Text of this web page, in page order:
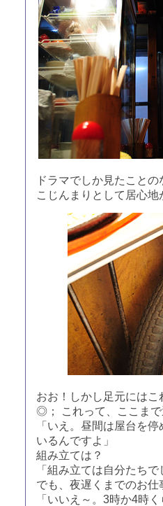
ドラマでしか見たこと
こじんまりとして居心地
おお！しかし足元には
◎； これって、ここま
「いえ。昼間は屋台を
いるんですよ」
組み立ては？
「組み立ては自分たち
でも、夜遅くまでのお
「いいえ～。3時か4時